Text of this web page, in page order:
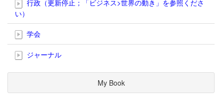
行政（更新停止；「ビジネス>世界の動き」を参照くださ
い）
学会
ジャーナル
My Book